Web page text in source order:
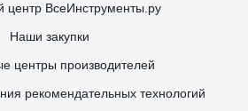
центр ВсеИнструменты.ру
Наши закупки
центры производителей
рекомендательных технологий